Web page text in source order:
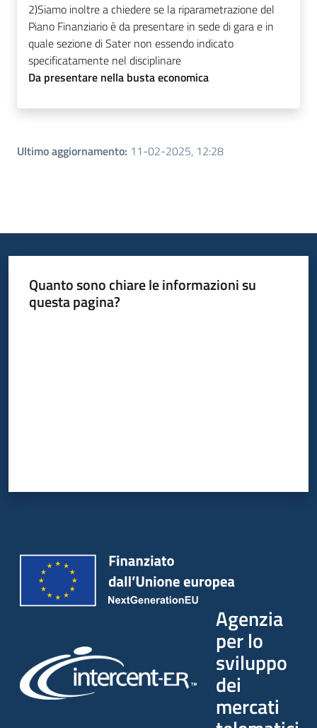
2)Siamo inoltre a chiedere se la riparametrazione del
Piano Finanziario è da presentare in sede di gara e in
quale sezione di Sater non essendo indicato
specificatamente nel disciplinare
Da presentare nella busta economica
Ultimo aggiornamento: 11-02-2025, 12:28
Quanto sono chiare le informazioni su
questa pagina?
Agenzia
per lo
sviluppo
dei
mercati